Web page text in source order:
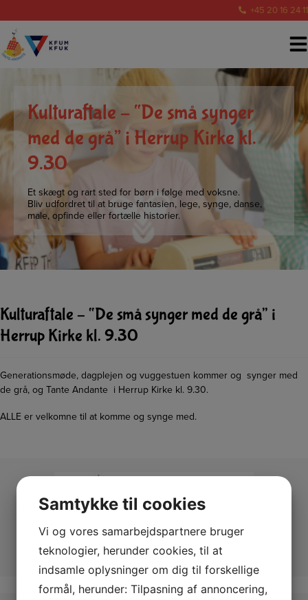
indholdet
+45 20 16 24 11
Kulturaftale – “De små synger
med de grå” i Herrup Kirke kl.
9.30
Et skægt og rart sted for børn i følge med voksne.
Bliv udfordret til at bruge fantasien, lege, synge, danse,
male, opfinde eller fortælle historier.
Kulturaftale – “De små synger med de grå” i
Herrup Kirke kl. 9.30
Generationsmøde, dagplejen og vuggestuen kommer og synger med
de grå, og Tante Andante i Herrup Kirke kl. 9.30.
ALLE er velkomne til at komme og synge med.
Samtykke til cookies
Vi og vores samarbejdspartnere bruger
teknologier, herunder cookies, til at
indsamle oplysninger om dig til forskellige
formål, herunder: Tilpasning af annoncering,